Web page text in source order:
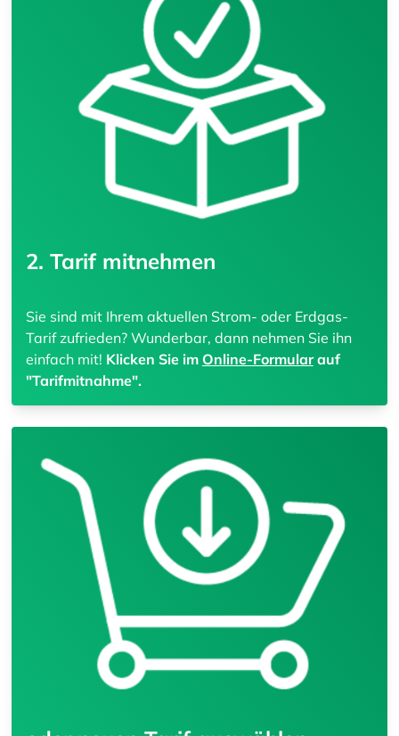
2. Tarif mitnehmen
Sie sind mit Ihrem aktuellen Strom- oder Erdgas-
Tarif zufrieden? Wunderbar, dann nehmen Sie ihn
einfach mit! Klicken Sie im Online-Formularauf
"Tarifmitnahme".